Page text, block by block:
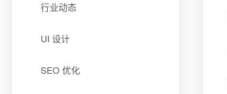
行业动态
UI 设计
SEO 优化